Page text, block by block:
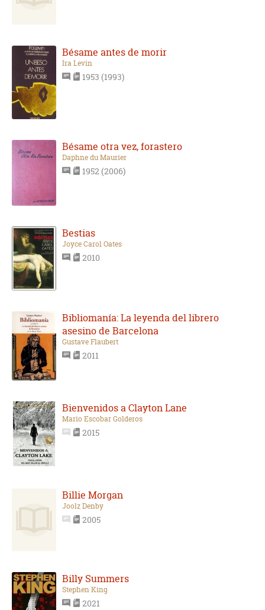
Bésame antes de morir
Ira Levin
1953 (1993)
Bésame otra vez, forastero
Daphne du Maurier
1952 (2006)
Bestias
Joyce Carol Oates
2010
Bibliomanía: La leyenda del librero
asesino de Barcelona
Gustave Flaubert
2011
Bienvenidos a Clayton Lane
Mario Escobar Golderos
2015
Billie Morgan
Joolz Denby
2005
Billy Summers
Stephen King
2021